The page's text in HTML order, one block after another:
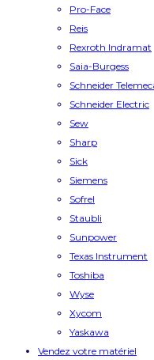
Pro-Face
Reis
Rexroth Indramat
Saia-Burgess
Schneider
Schneider Electric
Sew
Sharp
Sick
Siemens
Sofrel
Staubli
Sunpower
Texas Instrument
Toshiba
Wyse
Xycom
Yaskawa
Vendez votre matériel